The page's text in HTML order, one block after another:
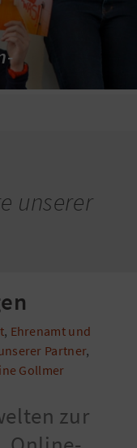
unserer
, Ehrenamt und
Partner,
Gollmer
zur